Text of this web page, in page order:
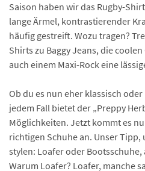
Saison haben wir das Rugby-
lange Ärmel, kontrastierender
häufig gestreift. Wozu tragen?
Shirts zu Baggy Jeans, die
auch einem Maxi-Rock eine
Ob du es nun eher klassisch
jedem Fall bietet der „Preppy
Möglichkeiten. Jetzt kommt es
richtigen Schuhe an. Unser
stylen: Loafer oder
Warum Loafer? Loafer, manche